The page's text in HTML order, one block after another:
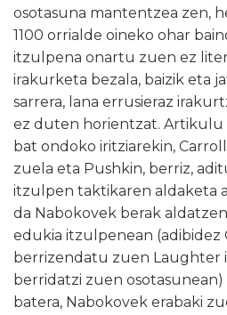
osotasuna mantentzea zen,
1100 orrialde oineko ohar
itzulpena onartu zuen ez
irakurketa bezala, baizik eta
sarrera, lana errusieraz
ez duten horientzat. Artikulu
bat ondoko iritziarekin,
zuela eta Pushkin, berriz,
itzulpen taktikaren aldaketa
da Nabokovek berak
edukia itzulpenean (adibidez
berrizendatu zuen Laughter
berridatzi zuen
batera, Nabokovek erabaki